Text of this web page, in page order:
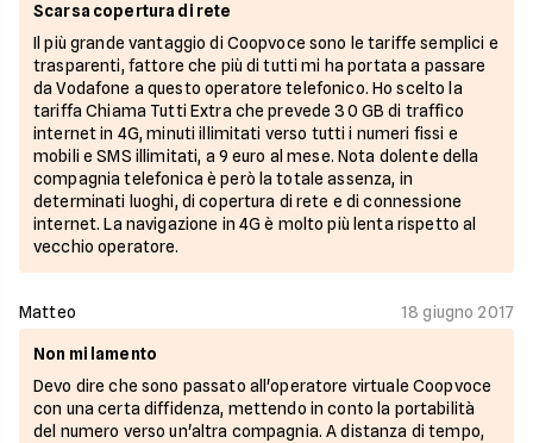
Scarsa copertura di rete
Il più grande vantaggio di Coopvoce sono le tariffe semplici e
trasparenti, fattore che più di tutti mi ha portata a passare
da Vodafone a questo operatore telefonico. Ho scelto la
tariffa Chiama Tutti Extra che prevede 30 GB di traffico
internet in 4G, minuti illimitati verso tutti i numeri fissi e
mobili e SMS illimitati, a 9 euro al mese. Nota dolente della
compagnia telefonica è però la totale assenza, in
determinati luoghi, di copertura di rete e di connessione
internet. La navigazione in 4G è molto più lenta rispetto al
vecchio operatore.
Matteo 18 giugno 2017
Non mi lamento
Devo dire che sono passato all'operatore virtuale Coopvoce
con una certa diffidenza, mettendo in conto la portabilità
del numero verso un'altra compagnia. A distanza di tempo,